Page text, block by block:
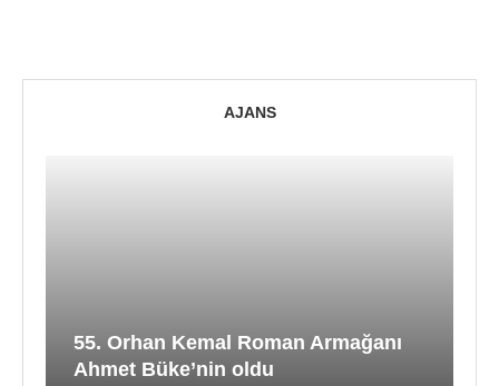
AJANS
55. Orhan Kemal Roman Armağanı
Ahmet Büke’nin oldu